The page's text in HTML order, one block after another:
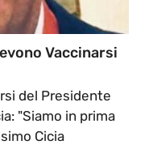
Vaccinarsi
del Presidente
"Siamo in prima
Cicia